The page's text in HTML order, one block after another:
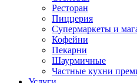
Ресторан
Пиццерия
Супермаркеты и
Кофейни
Пекарни
Шаурмичные
Частные кухни